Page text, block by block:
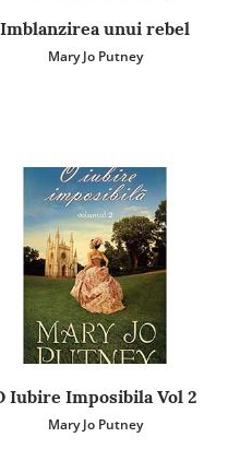
Imblanzirea unui rebel
Mary Jo Putney
Iubire Imposibila Vol 2
Mary Jo Putney